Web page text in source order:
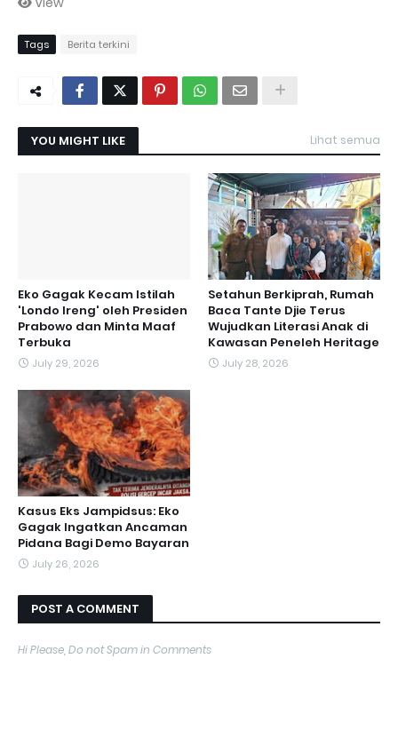
Tags Berita terkini
YOU MIGHT LIKE Lihat semua
Eko Gagak Kecam Istilah
'Londo Ireng' oleh Presiden
Prabowo dan Minta Maaf
Terbuka
July 29, 2026
Setahun Berkiprah, Rumah
Baca Tante Djie Terus
Wujudkan Literasi Anak di
Kawasan Peneleh Heritage
July 28, 2026
Kasus Eks Jampidsus: Eko
Gagak Ingatkan Ancaman
Pidana Bagi Demo Bayaran
July 26, 2026
POST A COMMENT
Hi Please, Do not Spam in Comments